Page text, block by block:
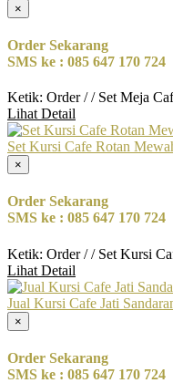
×
Order Sekarang
SMS ke : 085 647 170 724
Ketik: Order / / Set Meja
Lihat Detail
Set Kursi Cafe Rotan
×
Order Sekarang
SMS ke : 085 647 170 724
Ketik: Order / / Set Kursi
Lihat Detail
Jual Kursi Cafe Jati
×
Order Sekarang
SMS ke : 085 647 170 724